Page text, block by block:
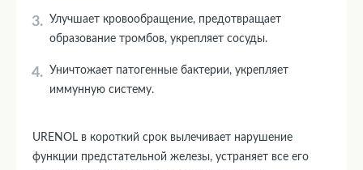
Улучшает кровообращение, предотвращает
образование тромбов, укрепляет сосуды.
Уничтожает патогенные бактерии, укрепляет
иммунную систему.
URENOL в короткий срок вылечивает нарушение
функции предстательной железы, устраняет все его